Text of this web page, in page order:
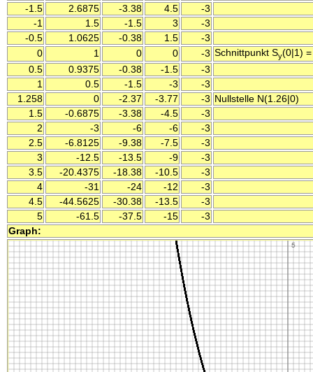
-1.5
2.6875 -3.38 4.5
-3
-1
1.5 -1.5 3
-3
-0.5
1.0625 -0.38 1.5
-3
0
1 0 0 -3 Schnittpunkt Sy(0|1)
0.5
0.9375 -0.38 -1.5
-3
1
0.5 -1.5 -3
-3
1.258
0 -2.37 -3.77 -3 Nullstelle N(1.26|0)
1.5
-0.6875 -3.38 -4.5
-3
2
-3 -6 -6
-3
2.5
-6.8125 -9.38 -7.5
-3
3
-12.5 -13.5 -9
-3
3.5
-20.4375 -18.38 -10.5
-3
4
-31 -24 -12
-3
4.5
-44.5625 -30.38 -13.5
-3
5
-61.5 -37.5 -15
-3
Graph: